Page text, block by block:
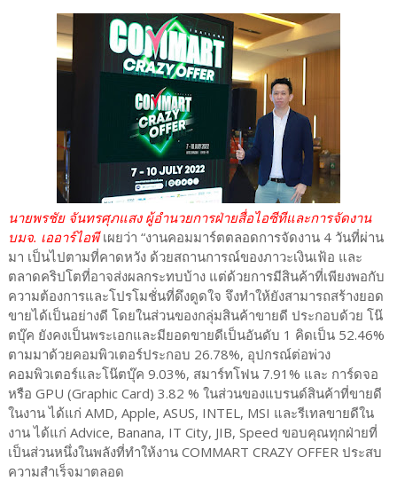
นายพรชัย จันทรศุภแสง ผู้อำนวยการฝ่ายสื่อไอซีทีและการจัดงาน
บมจ. เออาร์ไอพีเผยว่า “งานคอมมาร์ตตลอดการจัดงาน 4 วันที่ผ่าน
มา เป็นไปตามที่คาดหวัง ด้วยสถานการณ์ของภาวะเงินเฟ้อ และ
ตลาดคริปโตที่อาจส่งผลกระทบบ้าง แต่ด้วยการมีสินค้าที่เพียงพอกับ
ความต้องการและโปรโมชั่นที่ดึงดูดใจ จึงทำให้ยังสามารถสร้างยอด
ขายได้เป็นอย่างดี โดยในส่วนของกลุ่มสินค้าขายดี ประกอบด้วย โน๊
ตบุ๊ค ยังคงเป็นพระเอกและมียอดขายดีเป็นอันดับ 1 คิดเป็น 52.46%
ตามมาด้วยคอมพิวเตอร์ประกอบ 26.78%, อุปกรณ์ต่อพ่วง
คอมพิวเตอร์และโน๊ตบุ๊ค 9.03%, สมาร์ทโฟน 7.91% และ การ์ดจอ
หรือ GPU (Graphic Card) 3.82 % ในส่วนของแบรนด์สินค้าที่ขายดี
ในงาน ได้แก่ AMD, Apple, ASUS, INTEL, MSI และรีเทลขายดีใน
งาน ได้แก่ Advice, Banana, IT City, JIB, Speed ขอบคุณทุกฝ่ายที่
เป็นส่วนหนึ่งในพลังที่ทำให้งาน COMMART CRAZY OFFER ประสบ
ความสำเร็จมาตลอด